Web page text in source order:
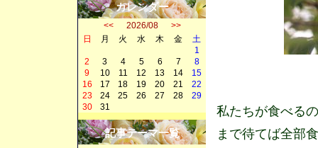
私たちが食べる
まで待てば全部
カレンダー
<<2026/08 >>
日
月 火 水 木 金
土
1
2
3 4 5 6 7
8
9
10 11 12 13 14
15
16
17 18 19 20 21
22
23
24 25 26 27 28
29
30
31
記事テーマ一覧